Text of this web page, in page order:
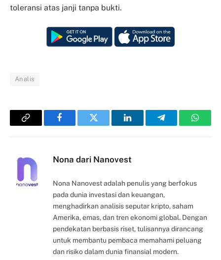
toleransi atas janji tanpa bukti.
Analis
Copy
FacebookTwitter LinkedInTelegram
Nona dari Nanovest
Nona Nanovest adalah penulis yang berfokus
pada dunia investasi dan keuangan,
menghadirkan analisis seputar kripto, saham
Amerika, emas, dan tren ekonomi global. Dengan
pendekatan berbasis riset, tulisannya dirancang
untuk membantu pembaca memahami peluang
dan risiko dalam dunia finansial modern.